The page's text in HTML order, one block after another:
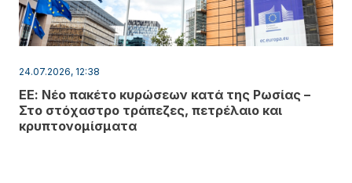
24.07.2026, 12:38
ΕΕ: Νέο πακέτο κυρώσεων κατά της Ρωσίας –
Στο στόχαστρο τράπεζες, πετρέλαιο και
κρυπτονομίσματα